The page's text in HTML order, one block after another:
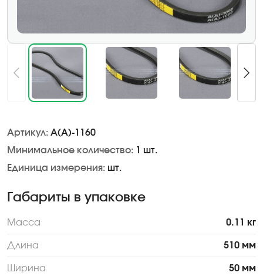
Артикул: A(А)-1160
Минимальное количество: 1 шт.
Единица измерения: шт.
Габариты в упаковке
Масса 0.11 кг
Длина 510 мм
Ширина 50 мм